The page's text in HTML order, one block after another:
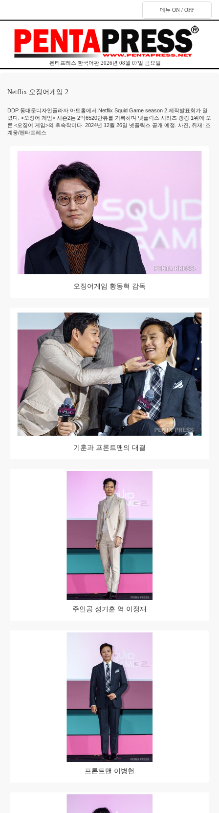
메뉴 ON / OFF
펜타프레스 한국어판 2026년 08월 07일 금요일
Netflix 오징어게임 2
DDP 동대문디자인플라자 아트홀에서 Netflix Squid Game season 2 제작발표회가 열
렸다. <오징어 게임> 시즌2는 2억6520만뷰를 기록하며 넷플릭스 시리즈 랭킹 1위에 오
른 <오징어 게임>의 후속작이다. 2024년 12월 26일 넷플릭스 공개 예정. 사진, 취재: 조
계웅/펜타프레스
오징어게임 황동혁 감독
기훈과 프론트맨의 대결
주인공 성기훈 역 이정재
프론트맨 이병헌